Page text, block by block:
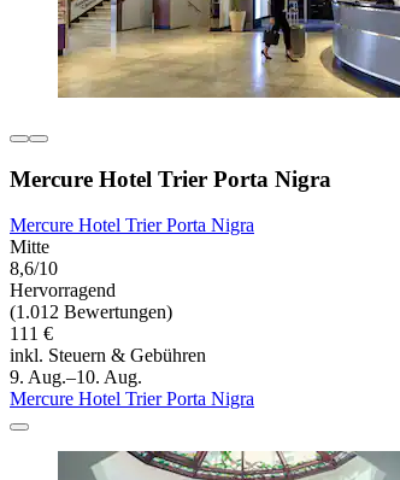
Mercure Hotel Trier Porta Nigra
Mercure Hotel Trier Porta Nigra
Mitte
8,6/10
Hervorragend
(1.012 Bewertungen)
111 €
inkl. Steuern & Gebühren
9. Aug.–10. Aug.
Mercure Hotel Trier Porta Nigra